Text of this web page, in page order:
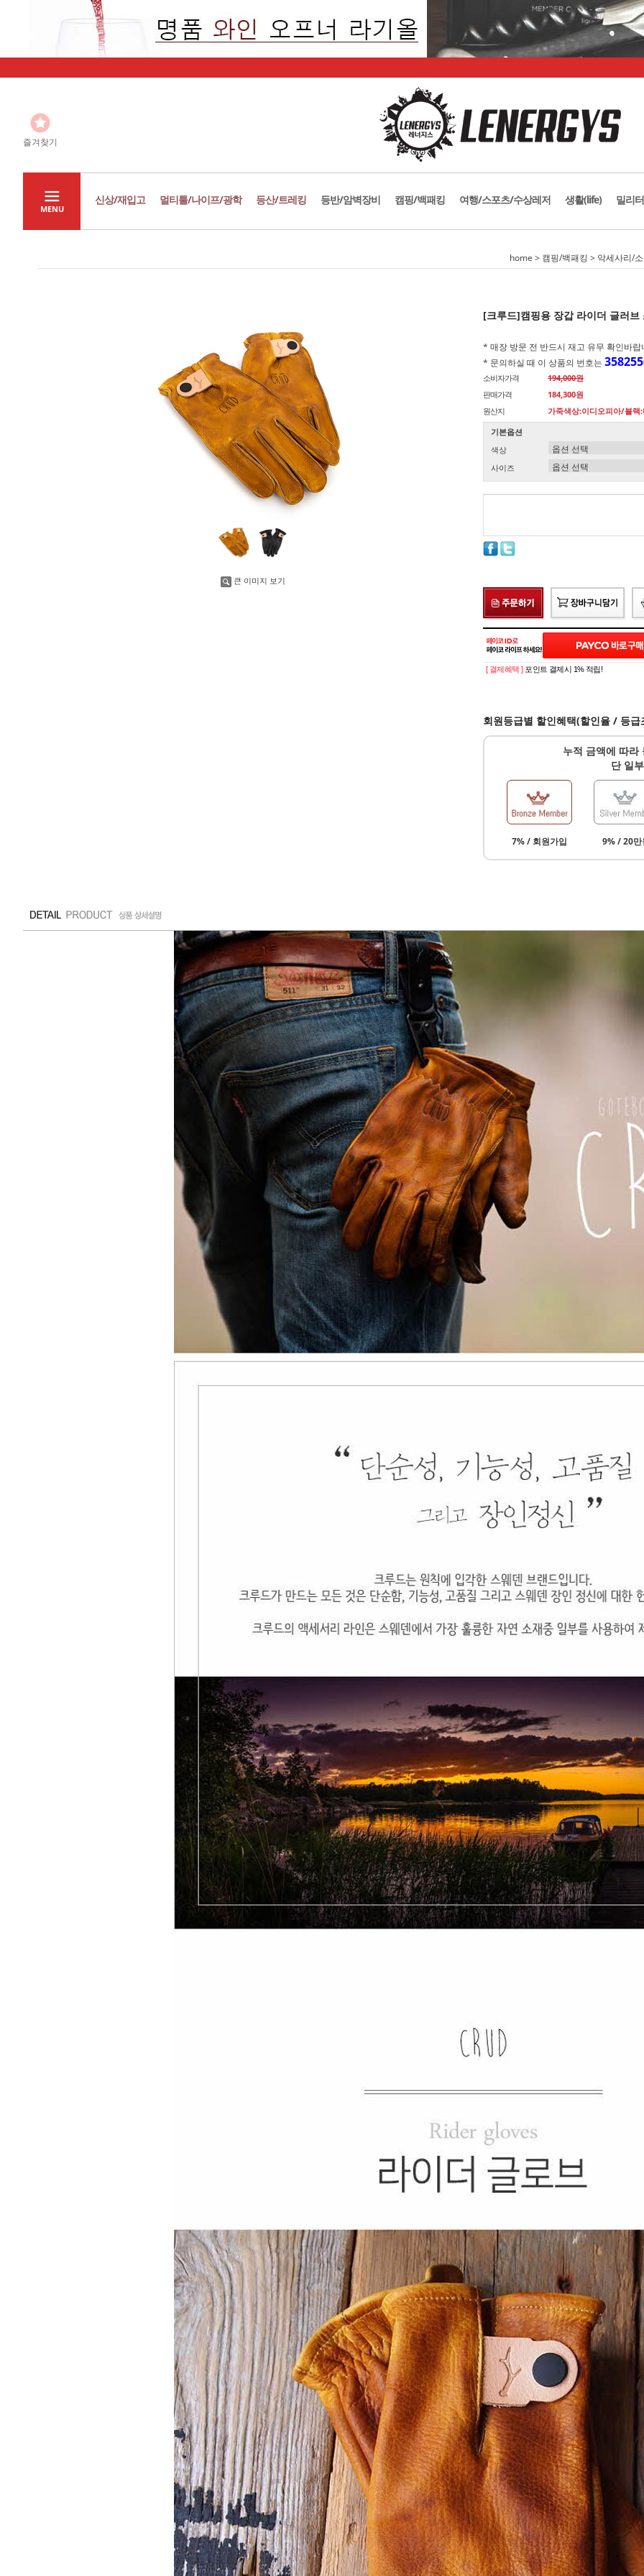
즐겨찾기
MENU
신상/재입고 멀티툴/나이프/광학 등산/트레킹 등반/암벽장비 캠핑/백패킹 여행/스포츠/수상레저 생활(life) 밀리
home > 캠핑/백패킹 > 악세사리/
큰 이미지 보기
[크루드]캠핑용 장갑 라이더 글러
* 매장 방문 전 반드시 재고 유무 확인바
* 문의하실 때 이 상품의 번호는
소비자가격
194,000원
판매가격
184,300원
원산지
가죽색상:이디오피아/블랙
기본옵션
색상
사이즈
코 라이프 하세요!
[ 결제혜택 ] 포인트 결제시 1% 적립!
회원등급별 할인혜택(할인율 / 등급
누적 금액에 따라
단 일
7% / 회원가입 9% / 20만